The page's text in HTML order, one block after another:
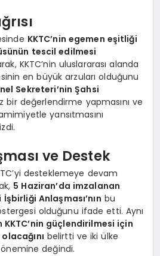
KKTC’nin egemen eşitliği
tescil edilmesi
KKTC’nin uluslararası alanda
en büyük arzuları olduğunu
Sekreteri’nin Şahsi
bir değerlendirme yapmasını ve
yansıtmasını
ve Destek
desteklemeye devam
5 Haziran’da imzalanan
Anlaşması’nın bu
olduğunu ifade etti. Aynı
KKTC’nin güçlendirilmesi için
belirtti ve iki ülke
değindi.